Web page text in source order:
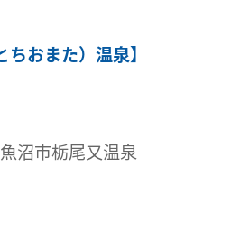
ちおまた）温泉】
沼市栃尾又温泉